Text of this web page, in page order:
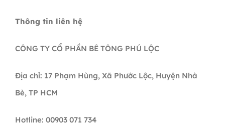
Thông tin liên hệ
CÔNG TY CỔ PHẦN BÊ TÔNG PHÚ LỘC
Địa chỉ: 17 Phạm Hùng, Xã Phước Lộc, Huyện Nhà
Bè, TP HCM
Hotline: 00903 071 734